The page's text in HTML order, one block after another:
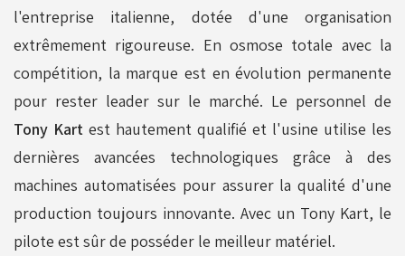
l'entreprise italienne, dotée d'une organisation
extrêmement rigoureuse. En osmose totale avec la
compétition, la marque est en évolution permanente
pour rester leader sur le marché. Le personnel de
Tony Kart est hautement qualifié et l'usine utilise les
dernières avancées technologiques grâce à des
machines automatisées pour assurer la qualité d'une
production toujours innovante. Avec un Tony Kart, le
pilote est sûr de posséder le meilleur matériel.